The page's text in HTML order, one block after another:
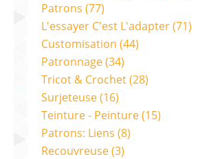
Patrons (77)
L'essayer C'est L'adapter(71)
Customisation (44)
Patronnage(34)
Tricot & Crochet(28)
Surjeteuse(16)
Teinture - Peinture(15)
Patrons: Liens (8)
Recouvreuse(3)